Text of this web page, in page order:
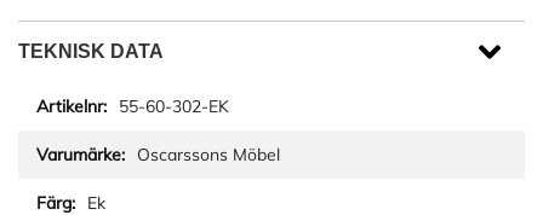
TEKNISK DATA
55-60-302-EK
Oscarssons Möbel
Ek